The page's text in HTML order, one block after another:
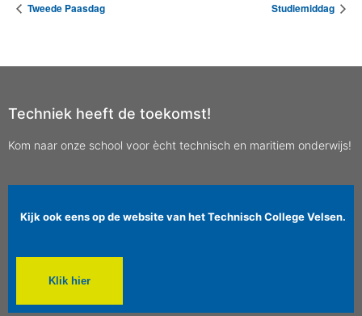
Tweede Paasdag Studiemiddag
Techniek heeft de toekomst!
Kom naar onze school voor ècht technisch en maritiem onderwijs!
Kijk ook eens op de website van het Technisch College Velsen.
Klik hier